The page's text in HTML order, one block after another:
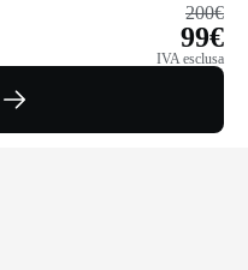
200€
99€
IVA esclusa